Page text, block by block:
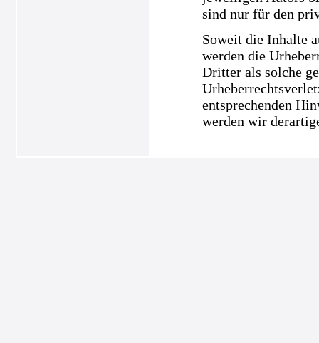
sind nur für den
Soweit die Inhalte
werden die
Dritter als solche
entsprechenden
werden wir